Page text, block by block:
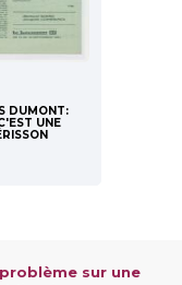
DUMONT:
UNE
sur une